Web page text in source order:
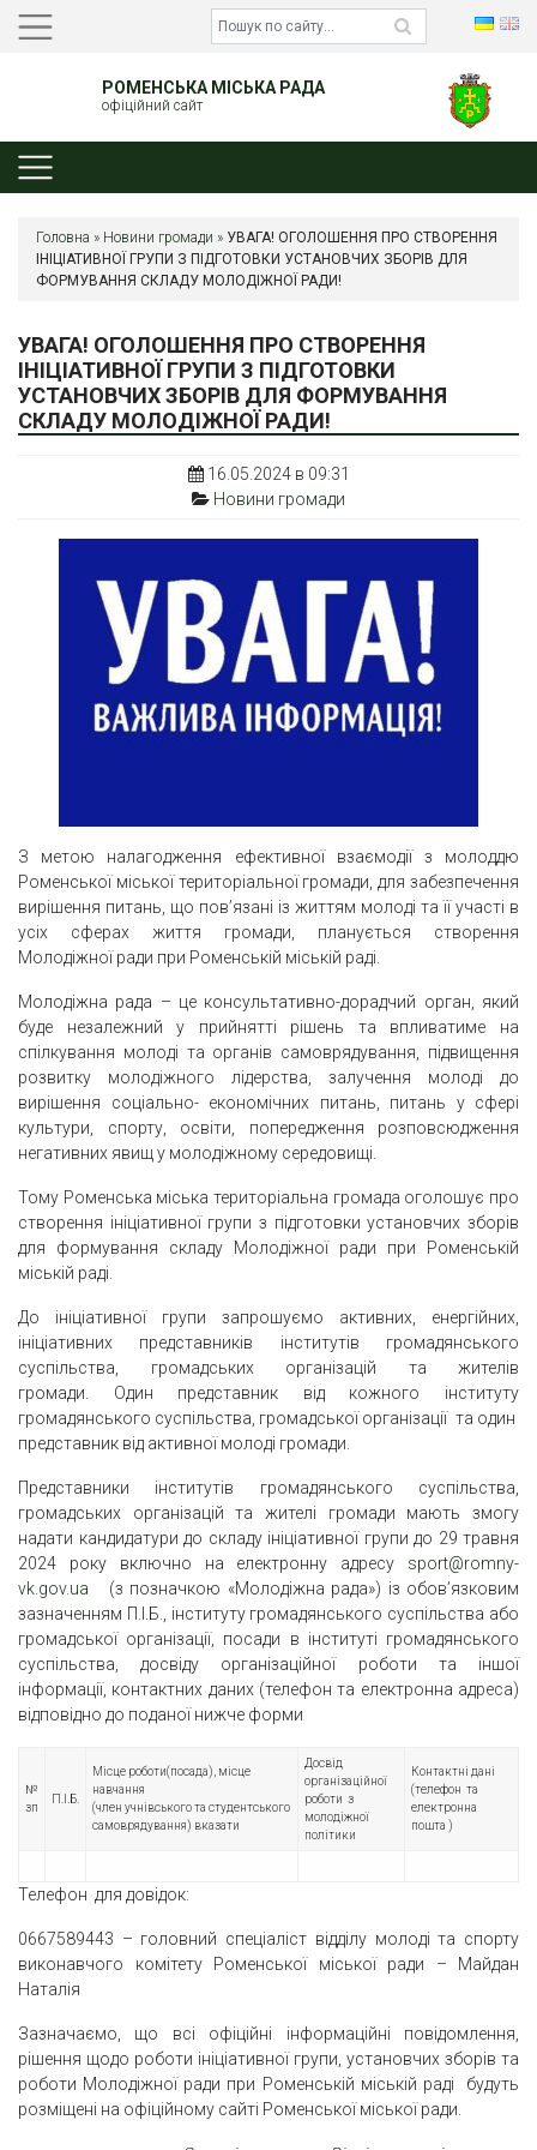
РОМЕНСЬКА МІСЬКА РАДА
офіційний сайт
Головна » Новини громади » УВАГА! ОГОЛОШЕННЯ ПРО СТВОРЕННЯ
ІНІЦІАТИВНОЇ ГРУПИ З ПІДГОТОВКИ УСТАНОВЧИХ ЗБОРІВ ДЛЯ
ФОРМУВАННЯ СКЛАДУ МОЛОДІЖНОЇ РАДИ!
УВАГА! ОГОЛОШЕННЯ ПРО СТВОРЕННЯ
ІНІЦІАТИВНОЇ ГРУПИ З ПІДГОТОВКИ
УСТАНОВЧИХ ЗБОРІВ ДЛЯ ФОРМУВАННЯ
СКЛАДУ МОЛОДІЖНОЇ РАДИ!
16.05.2024 в 09:31
Новини громади
З метою налагодження ефективної взаємодії з молоддю
Роменської міської територіальної громади, для забезпечення
вирішення питань, що пов’язані із життям молоді та її участі в
усіх сферах життя громади, планується створення
Молодіжної ради при Роменській міській раді.
Молодіжна рада – це консультативно-дорадчий орган, який
буде незалежний у прийнятті рішень та впливатиме на
спілкування молоді та органів самоврядування, підвищення
розвитку молодіжного лідерства, залучення молоді до
вирішення соціально- економічних питань, питань у сфері
культури, спорту, освіти, попередження розповсюдження
негативних явищ у молодіжному середовищі.
Тому Роменська міська територіальна громада оголошує про
створення ініціативної групи з підготовки установчих зборів
для формування складу Молодіжної ради при Роменській
міській раді.
До ініціативної групи запрошуємо активних, енергійних,
ініціативних представників інститутів громадянського
суспільства, громадських організацій та жителів
громади. Один представник від кожного інституту
громадянського суспільства, громадської організації та один
представник від активної молоді громади.
Представники інститутів громадянського суспільства,
громадських організацій та жителі громади мають змогу
надати кандидатури до складу ініціативної групи до 29 травня
2024 року включно на електронну адресу sport@romny-
vk.gov.ua (з позначкою «Молодіжна рада») із обов’язковим
зазначенням П.І.Б., інституту громадянського суспільства або
громадської організації, посади в інституті громадянського
суспільства, досвіду організаційної роботи та іншої
інформації, контактних даних (телефон та електронна адреса)
відповідно до поданої нижче форми
№
зп
П.І.Б.
Місце роботи(посада), місце
навчання
(член учнівського та студентського
самоврядування) вказати
Досвід
організаційної
роботи з
молодіжної
політики
Контактні дані
(телефон та
електронна
пошта )
Телефон для довідок:
0667589443 – головний спеціаліст відділу молоді та спорту
виконавчого комітету Роменської міської ради – Майдан
Наталія
Зазначаємо, що всі офіційні інформаційні повідомлення,
рішення щодо роботи ініціативної групи, установчих зборів та
роботи Молодіжної ради при Роменській міській раді будуть
розміщені на офіційному сайті Роменської міської ради.